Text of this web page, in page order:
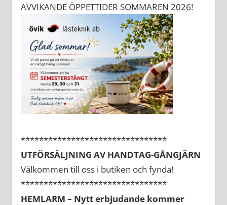
AVVIKANDE ÖPPETTIDER SOMMAREN 2026!
********************************
UTFÖRSÄLJNING AV HANDTAG-GÅNGJÄRN
Välkommen till oss i butiken och fynda!
********************************
HEMLARM – Nytt erbjudande kommer